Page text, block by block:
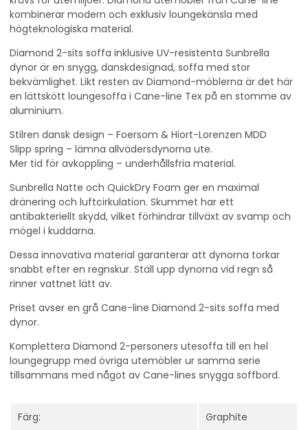
kombinerar modern och exklusiv loungekänsla med
högteknologiska material.
Diamond 2-sits soffa inklusive UV-resistenta Sunbrella
dynor är en snygg, danskdesignad, soffa med stor
bekvämlighet. Likt resten av Diamond-möblerna är det här
en lättskött loungesoffa i Cane-line Tex på en stomme av
aluminium.
Stilren dansk design – Foersom & Hiort-Lorenzen MDD
Slipp spring – lämna allvädersdynorna ute.
Mer tid för avkoppling – underhållsfria material.
Sunbrella Natte och QuickDry Foam ger en maximal
dränering och luftcirkulation. Skummet har ett
antibakteriellt skydd, vilket förhindrar tillväxt av svamp och
mögel i kuddarna.
Dessa innovativa material garanterar att dynorna torkar
snabbt efter en regnskur. Ställ upp dynorna vid regn så
rinner vattnet lätt av.
Priset avser en grå Cane-line Diamond 2-sits soffa med
dynor.
Komplettera Diamond 2-personers utesoffa till en hel
loungegrupp med övriga utemöbler ur samma serie
tillsammans med något av Cane-lines snygga soffbord.
Färg: Graphite